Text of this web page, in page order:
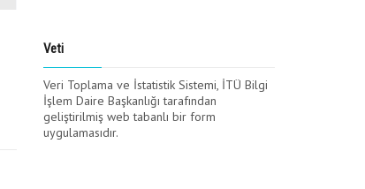
Veti
Veri Toplama ve İstatistik Sistemi, İTÜ Bilgi
İşlem Daire Başkanlığı tarafından
geliştirilmiş web tabanlı bir form
uygulamasıdır.